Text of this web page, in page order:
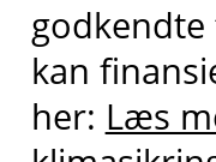
kan
her: Læs